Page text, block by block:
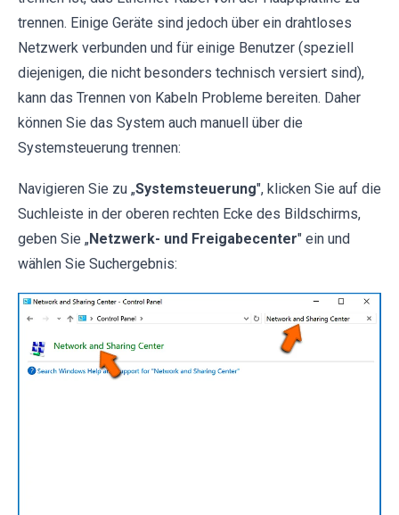
trennen. Einige Geräte sind jedoch über ein drahtloses
Netzwerk verbunden und für einige Benutzer (speziell
diejenigen, die nicht besonders technisch versiert sind),
kann das Trennen von Kabeln Probleme bereiten. Daher
können Sie das System auch manuell über die
Systemsteuerung trennen:
Navigieren Sie zu „Systemsteuerung", klicken Sie auf die
Suchleiste in der oberen rechten Ecke des Bildschirms,
geben Sie „Netzwerk- und Freigabecenter" ein und
wählen Sie Suchergebnis: